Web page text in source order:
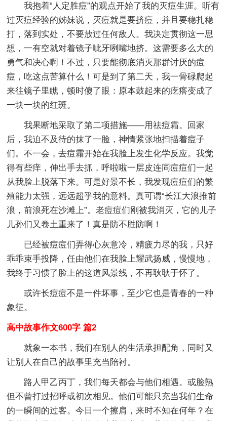
我抱着“人定胜痘”的观点开始了我的灭痘生涯。听有
过灭痘经验的姊妹说，灭痘就是要挤痘，并且要稳扎稳
打，落到实处，不要放过任何敌人。我决定贯彻这一思
想，一有空就对着镜子呲牙咧嘴地挤。这需要多么大的
勇气和决心啊！不过，只要能彻底消灭那群讨厌的痘
痘，吃这点苦算什么！可是到了第二天，我一骨碌爬起
来往镜子里瞧，顿时傻了眼：原本鼓起来的疙瘩变成了
一块一块的红斑。
我果断地采取了第二项措施——用祛痘霜。回家
后，我迫不及待的抹了一脸，神情紧张地扫描着痘子
们。不一会，去痘霜开始在我脸上发生化学反应。我觉
得有些痒，伸出手去抓，呼啦啦一层皮连同痘痘们一起
从我脸上脱落下来。可是好景不长，我发现痘痘们的繁
殖能力太强，远远超乎我的意料。真可谓“长江大浪推前
浪，前浪死在沙滩上”。老痘痘们刚被我消灭，它的儿子
儿孙们又卷土重来了！真是防不胜防啊！
已经被痘痘们弄得心灰意冷，精疲力尽的我，只好
乖乖束手投降，任由他们在我脸上耀武扬威，慢慢地，
我终于习惯了脸上的这道风景线，不再耿耿于怀了。
或许长痘痘不是一件坏事，至少它也是青春的一种
象征。
高中故事作文600字 篇2
就象一本书，我们在别人的生活承担配角，同时又
让别人在自己的故事里充当陪衬。
路人甲乙丙丁，我们每天都会与他们相遇。或脸熟
但不曾打过招呼或初次相见。他们可能只充当我们生命
的一瞬间的过客。今日一个擦肩，来时不知在何年？在